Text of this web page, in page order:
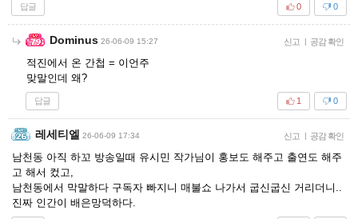
답글 0
0
Dominus 26-06-09 15:27 신고 | 공감 확인
적진에서 온 간첩 = 이언주
맞말인데 왜?
답글 0
1
레세티엘 26-06-09 17:34 신고 | 공감 확인
남천동 아직 하꼬 방송일때 유시민 작가님이 홍보도 해주고 출연도 해주
고 해서 컸고,
남천동에서 막말하다 구독자 빠지니 매불쇼 나가서 굽신굽신 거리더니..
진짜 인간이 배은망덕하다.